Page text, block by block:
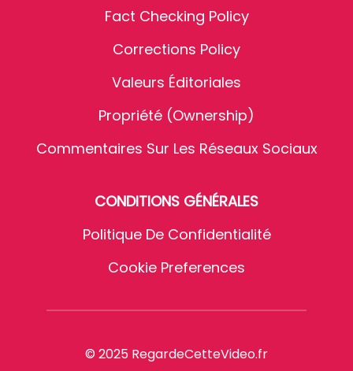
Fact Checking Policy
Corrections Policy
Valeurs Éditoriales
Propriété (Ownership)
Commentaires Sur Les Réseaux Sociaux
CONDITIONS GÉNÉRALES
Politique De Confidentialité
Cookie Preferences
© 2025 RegardeCetteVideo.fr